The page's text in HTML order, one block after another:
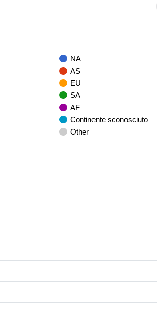
NA
AS
EU
SA
AF
Continente sconosciuto
Other